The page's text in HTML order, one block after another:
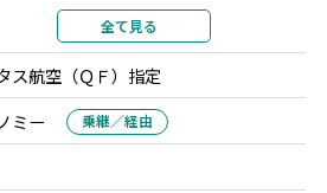
2名1室利用
カテゴリ
指定なし
湖 ザ ゴッドレー ホテル
件 同等クラス
イプ
ツインまたはダブル
態
全て見る
ス航空（ＱＦ）指定
ミー 乗継／経由